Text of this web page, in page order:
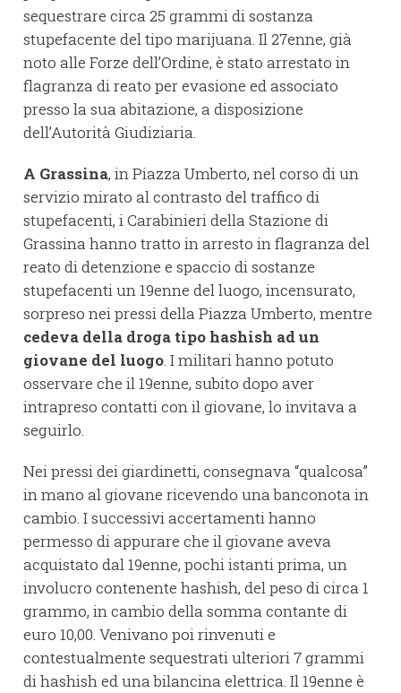
sequestrare circa 25 grammi di sostanza
stupefacente del tipo marijuana. Il 27enne, già
noto alle Forze dell’Ordine, è stato arrestato in
flagranza di reato per evasione ed associato
presso la sua abitazione, a disposizione
dell’Autorità Giudiziaria.
A Grassina, in Piazza Umberto, nel corso di un
servizio mirato al contrasto del traffico di
stupefacenti, i Carabinieri della Stazione di
Grassina hanno tratto in arresto in flagranza del
reato di detenzione e spaccio di sostanze
stupefacenti un 19enne del luogo, incensurato,
sorpreso nei pressi della Piazza Umberto, mentre
cedeva della droga tipo hashish ad un
giovane del luogo. I militari hanno potuto
osservare che il 19enne, subito dopo aver
intrapreso contatti con il giovane, lo invitava a
seguirlo.
Nei pressi dei giardinetti, consegnava “qualcosa”
in mano al giovane ricevendo una banconota in
cambio. I successivi accertamenti hanno
permesso di appurare che il giovane aveva
acquistato dal 19enne, pochi istanti prima, un
involucro contenente hashish, del peso di circa 1
grammo, in cambio della somma contante di
euro 10,00. Venivano poi rinvenuti e
contestualmente sequestrati ulteriori 7 grammi
di hashish ed una bilancina elettrica. Il 19enne è